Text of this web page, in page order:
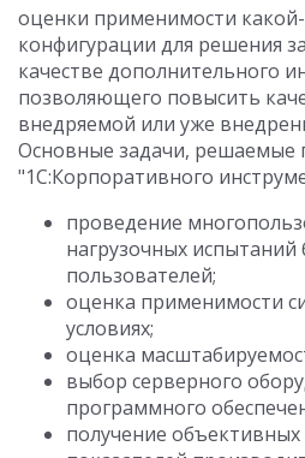
оценки применимости
конфигурации для решения
качестве дополнительного
позволяющего повысить
внедряемой или уже
Основные задачи,
"1С:Корпоративного
проведение
нагрузочных испытаний
пользователей;
оценка применимости
условиях;
оценка
выбор серверного
программного
получение объективных